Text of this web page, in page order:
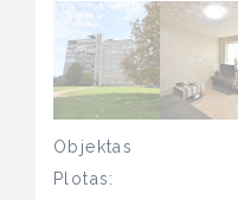
Objektas
Plotas: